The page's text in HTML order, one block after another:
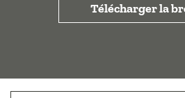
Télécharger la